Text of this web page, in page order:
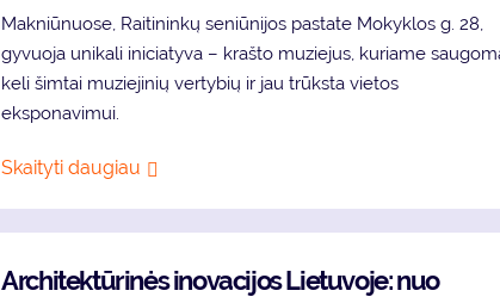
Makniūnuose, Raitininkų seniūnijos pastate Mokyklos g. 28,
gyvuoja unikali iniciatyva – krašto muziejus, kuriame
keli šimtai muziejinių vertybių ir jau trūksta vietos
eksponavimui.
Skaityti daugiau
Architektūrinės inovacijos Lietuvoje: nuo